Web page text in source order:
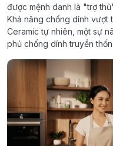
được mệnh danh là "trợ
Khả năng chống dính vượt
Ceramic tự nhiên, một sự
phủ chống dính truyền